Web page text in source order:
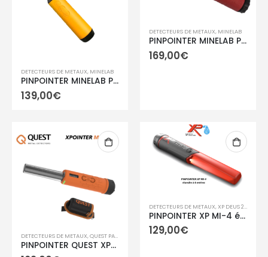
DETECTEURS DE METAUX, MINELAB
PINPOINTER MINELAB PRO-FIND 35
139,00€
DETECTEURS DE METAUX, MINELAB
PINPOINTER MINELAB PRO-FIND 40
169,00€
DETECTEURS DE METAUX,QUEST PAR DETEKNIX.INC
PINPOINTER QUEST XPOINTER MAX
DETECTEURS DE METAUX,XP DEUS 2 / ICON / ICON X /ORX
PINPOINTER XP MI-4 étanche SANS Wifi DEUS
129,00€